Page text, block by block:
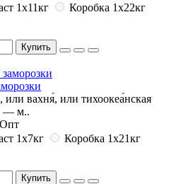
1x11кг
Коробка 1x22кг
Купить
или вахня́, или тихоокеа́нская
— м..
1x7кг
Коробка 1x21кг
Купить